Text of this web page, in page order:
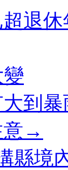
超退
到
意→
縣境